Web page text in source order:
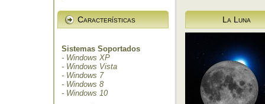
Características
Sistemas Soportados
- Windows XP
- Windows Vista
- Windows 7
- Windows 8
- Windows 10
La Luna